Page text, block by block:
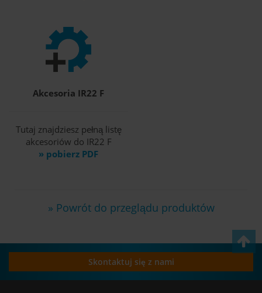
Akcesoria IR22 F
Tutaj znajdziesz pełną listę
akcesoriów do IR22 F
» pobierz PDF
» Powrót do przeglądu produktów
Skontaktuj się z nami